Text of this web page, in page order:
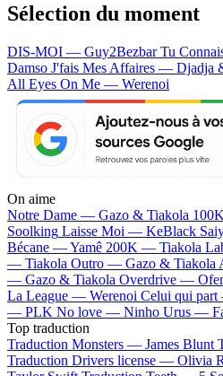
Sélection du moment
DIS-MOI — Guy2BezbarTu
Damso J'fais Mes Affaires — Djadja
All Eyes On Me — Werenoi
On aime
Notre Dame — Gazo & Tiakola
Soolking Laisse Moi — KeBlack
Bécane —Yamê 200K — Tiakola
— Tiakola Outro — Gazo & Tiakola
— Gazo & Tiakola Overdrive —
La League — Werenoi Celui qui
— PLK No love — Ninho Urus —
Top traduction
Traduction Monsters — James Blunt
Traduction Drivers license — Olivia